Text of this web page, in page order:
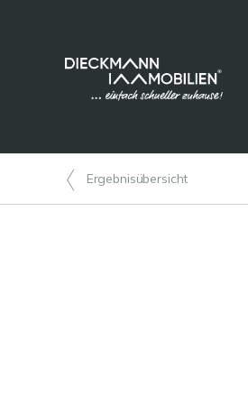
Ergebnisübersicht